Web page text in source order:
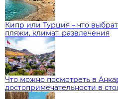
Кипр или Турция – что
пляжи, климат, развлечения
Что можно посмотреть в
достопримечательности в